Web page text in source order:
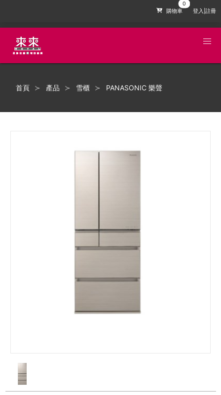
購物車 登入|註冊
首頁 產品 雪櫃 PANASONIC 樂聲